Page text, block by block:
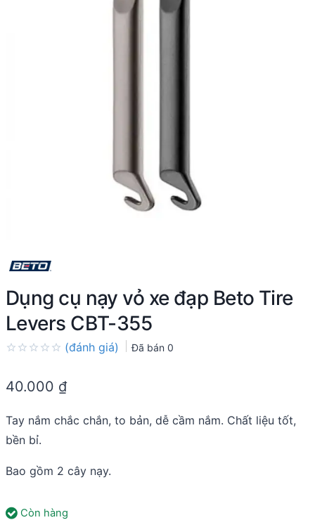
Dụng cụ nạy vỏ xe đạp Beto Tire
Levers CBT-355
out
(đánh giá) Đã bán 0
40.000 ₫
Tay nắm chắc chắn, to bản, dễ cầm nắm. Chất liệu tốt,
bền bỉ.
Bao gồm 2 cây nạy.
Còn hàng